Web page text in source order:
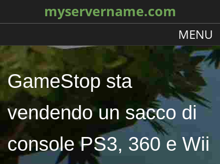
myservername.com
MENU
GameStop sta
vendendo un sacco di
console PS3, 360 e Wii